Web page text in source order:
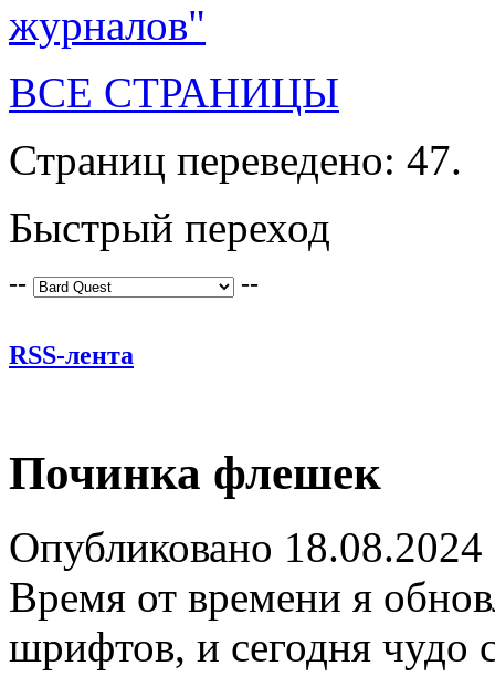
журналов"
ВСЕ СТРАНИЦЫ
Страниц переведено: 47.
Быстрый переход
-- --
RSS-лента
Починка флешек
Опубликовано 18.08.2024
Время от времени я
шрифтов, и сегодня чудо